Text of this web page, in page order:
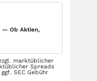
— Ob Aktien,
marktüblicher
Spreads
SEC Gebühr